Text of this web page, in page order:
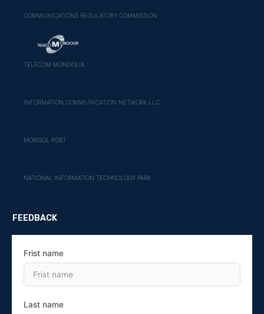
COMMUNICATIONS REGULATORY COMMISSION
TELECOM MONGOLIA
INFORMATION COMMUNICATION NETWORK LLC
MONGOL POST
NATIONAL INFORMATION TECHNOLOGY PARK
FEEDBACK
Frist name
Last name